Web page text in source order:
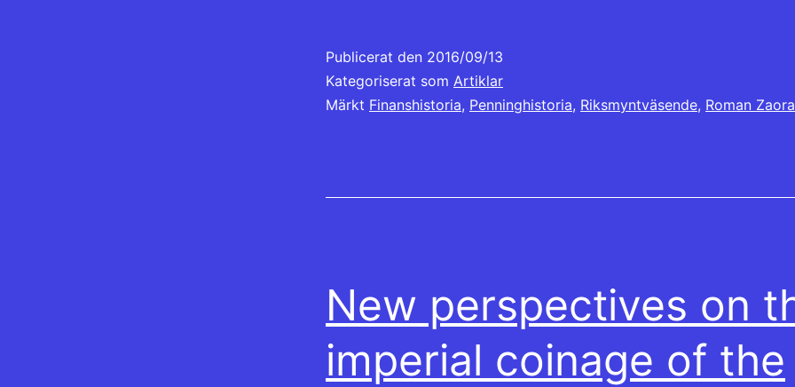
Publicerat den 2016/09/13
Kategoriserat som Artiklar
Märkt Finanshistoria, Penninghistoria, Riksmyntväsende, Roman
New perspectives on
imperial coinage of the